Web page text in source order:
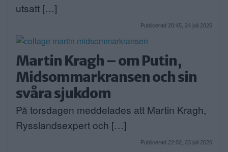
utsatt […]
Publicerad 20:45, 24 juli 2026
Martin Kragh – om Putin,
Midsommarkransen och sin
svåra sjukdom
På torsdagen meddelades att Martin Kragh,
Rysslandsexpert och […]
Publicerad 22:02, 23 juli 2026